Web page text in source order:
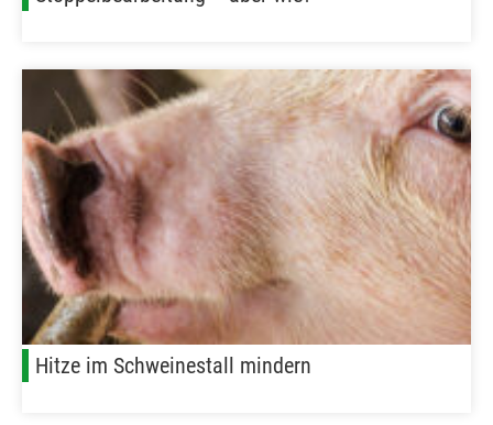
Hitze im Schweinestall mindern